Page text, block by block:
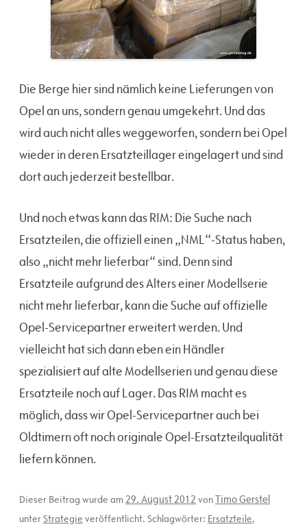
Die Berge hier sind nämlich keine Lieferungen von
Opel an uns, sondern genau umgekehrt. Und das
wird auch nicht alles weggeworfen, sondern bei Opel
wieder in deren Ersatzteillager eingelagert und sind
dort auch jederzeit bestellbar.
Und noch etwas kann das RIM: Die Suche nach
Ersatzteilen, die offiziell einen „NML“-Status haben,
also „nicht mehr lieferbar“ sind. Denn sind
Ersatzteile aufgrund des Alters einer Modellserie
nicht mehr lieferbar, kann die Suche auf offizielle
Opel-Servicepartner erweitert werden. Und
vielleicht hat sich dann eben ein Händler
spezialisiert auf alte Modellserien und genau diese
Ersatzteile noch auf Lager. Das RIM macht es
möglich, dass wir Opel-Servicepartner auch bei
Oldtimern oft noch originale Opel-Ersatzteilqualität
liefern können.
Dieser Beitrag wurde am29. August 2012 vonTimo Gerstel
unterStrategie veröffentlicht. Schlagwörter: Ersatzteile,